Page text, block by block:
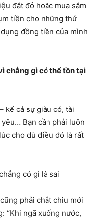
đắt đỏ hoặc mua sắm
tiền cho những thứ
đồng tiền của mình
chẳng gì có thể tồn tại
kể cả sự giàu có, tài
Bạn cần phải luôn
cho dù điều đó là rất
có gì là sai
phải chắt chiu mới
“Khi ngã xuống nước,